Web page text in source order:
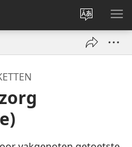
Taal
site
wijzigen